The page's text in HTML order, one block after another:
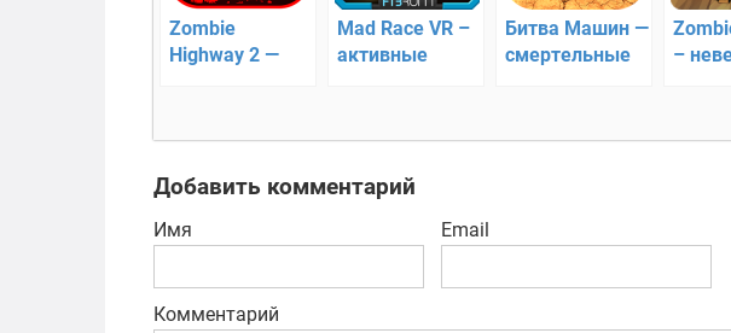
Zombie
Highway 2 —
Mad Race VR –
активные
Битва Машин —
смертельные
–
Добавить комментарий
Имя Email
Комментарий